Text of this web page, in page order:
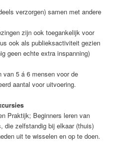
verzorgen) samen met andere
zijn ook toegankelijk voor
ook als publieksactiviteit gezien
geen echte extra inspanning)
van 5 á 6 mensen voor de
aantal voor uitvoering.
Praktijk; Beginners leren van
die zelfstandig bij elkaar (thuis)
uit te wisselen en op te doen.